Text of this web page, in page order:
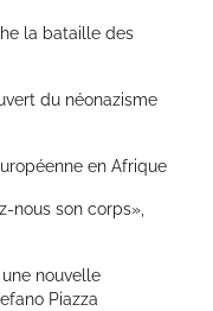
la bataille des
du néonazisme
en Afrique
nous son corps»,
nouvelle
Piazza